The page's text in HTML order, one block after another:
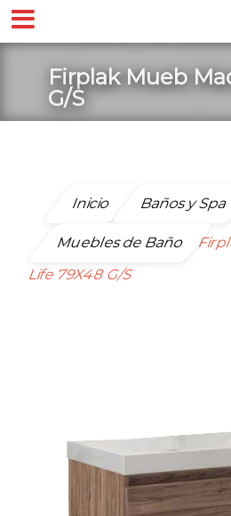
Firplak Mueb
G/S
Inicio Baños y Spa
Muebles de Baño
Life 79X48 G/S